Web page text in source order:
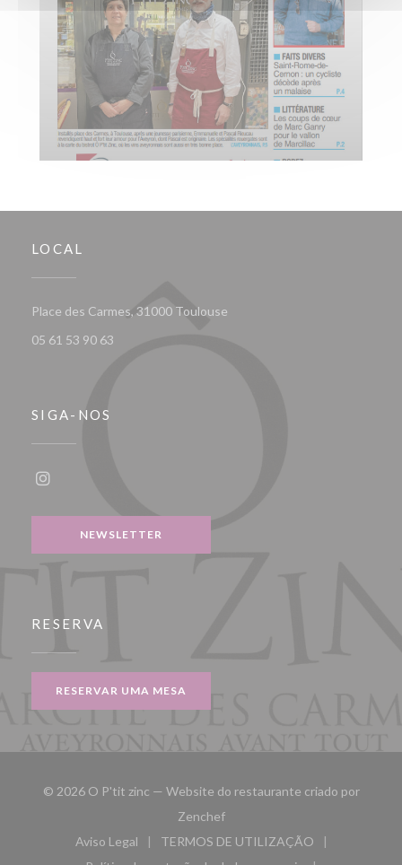
LOCAL
Place des Carmes, 31000 Toulouse
05 61 53 90 63
SIGA-NOS
NEWSLETTER
RESERVA
RESERVAR UMA MESA
© 2026 O P'tit zinc — Website do restaurante criado por
Zenchef((abre numa nova janela))
Aviso Legal
((abre numa nova janela))
TERMOS DE UTILIZAÇÃO
((abre numa nova janela))